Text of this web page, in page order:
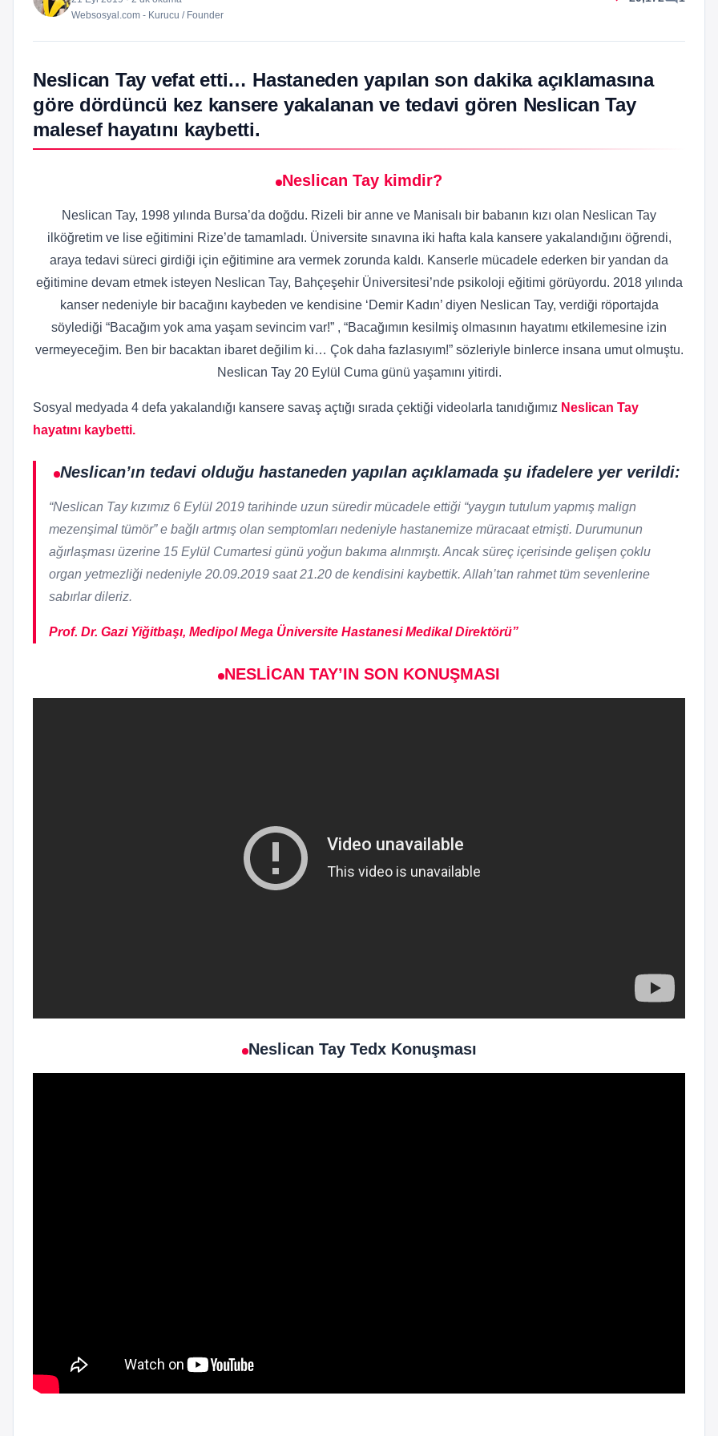
Websosyal.com - Kurucu / Founder
Neslican Tay vefat etti… Hastaneden yapılan son dakika açıklamasına
göre dördüncü kez kansere yakalanan ve tedavi gören Neslican Tay
malesef hayatını kaybetti.
Neslican Tay kimdir?
Neslican Tay, 1998 yılında Bursa’da doğdu. Rizeli bir anne ve Manisalı bir babanın kızı olan Neslican Tay
ilköğretim ve lise eğitimini Rize’de tamamladı. Üniversite sınavına iki hafta kala kansere yakalandığını öğrendi,
araya tedavi süreci girdiği için eğitimine ara vermek zorunda kaldı. Kanserle mücadele ederken bir yandan da
eğitimine devam etmek isteyen Neslican Tay, Bahçeşehir Üniversitesi’nde psikoloji eğitimi görüyordu. 2018 yılında
kanser nedeniyle bir bacağını kaybeden ve kendisine ‘Demir Kadın’ diyen Neslican Tay, verdiği röportajda
söylediği “Bacağım yok ama yaşam sevincim var!” , “Bacağımın kesilmiş olmasının hayatımı etkilemesine izin
vermeyeceğim. Ben bir bacaktan ibaret değilim ki… Çok daha fazlasıyım!” sözleriyle binlerce insana umut olmuştu.
Neslican Tay 20 Eylül Cuma günü yaşamını yitirdi.
Sosyal medyada 4 defa yakalandığı kansere savaş açtığı sırada çektiği videolarla tanıdığımız Neslican Tay
hayatını kaybetti.
Neslican’ın tedavi olduğu hastaneden yapılan açıklamada şu ifadelere yer verildi:
“Neslican Tay kızımız 6 Eylül 2019 tarihinde uzun süredir mücadele ettiği “yaygın tutulum yapmış malign
mezenşimal tümör” e bağlı artmış olan semptomları nedeniyle hastanemize müracaat etmişti. Durumunun
ağırlaşması üzerine 15 Eylül Cumartesi günü yoğun bakıma alınmıştı. Ancak süreç içerisinde gelişen çoklu
organ yetmezliği nedeniyle 20.09.2019 saat 21.20 de kendisini kaybettik. Allah’tan rahmet tüm sevenlerine
sabırlar dileriz.
Prof. Dr. Gazi Yiğitbaşı, Medipol Mega Üniversite Hastanesi Medikal Direktörü”
NESLİCAN TAY’IN SON KONUŞMASI
Neslican Tay Tedx Konuşması